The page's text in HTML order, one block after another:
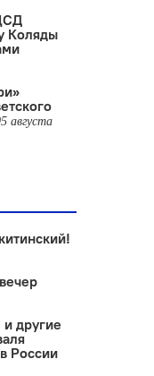
Коляды
августа
другие
России